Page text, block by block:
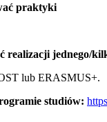
praktyki
realizacji jednego/
lub ERASMUS+.
studiów: